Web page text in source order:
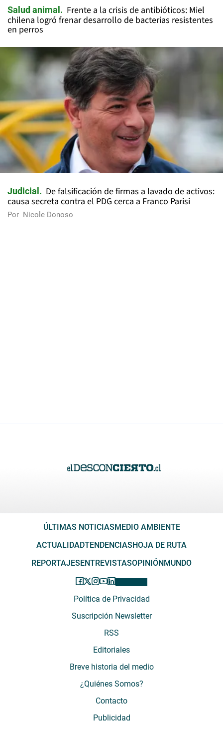
Salud animal
Frente a la crisis de antibióticos: Miel
chilena logró frenar desarrollo de bacterias resistentes
en perros
Judicial
De falsificación de firmas a lavado de activos:
causa secreta contra el PDG cerca a Franco Parisi
Por Nicole Donoso
ÚLTIMAS NOTICIAS MEDIO AMBIENTE
ACTUALIDADTENDENCIAS HOJA DE RUTA
REPORTAJES ENTREVISTASOPINIÓN MUNDO
Política de Privacidad
Suscripción Newsletter
RSS
Editoriales
Breve historia del medio
¿Quiénes Somos?
Contacto
Publicidad